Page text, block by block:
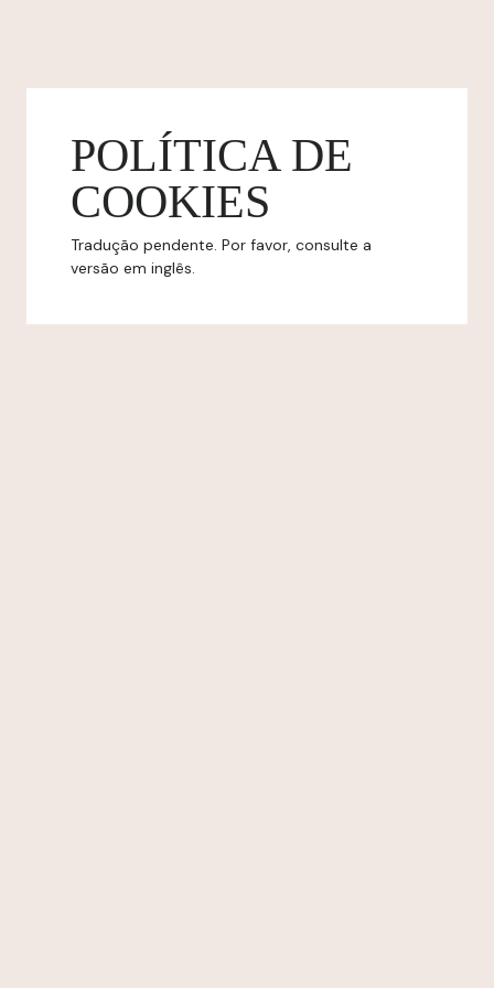
POLÍTICA DE
COOKIES
Tradução pendente. Por favor, consulte a
versão em inglês.